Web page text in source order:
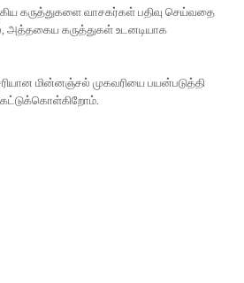
கருத்துகளை வாசகர்கள் பதிவு செய்வதை
அத்தகைய கருத்துகள் உடனடியாக
மின்னஞ்சல் முகவரியை பயன்படுத்தி